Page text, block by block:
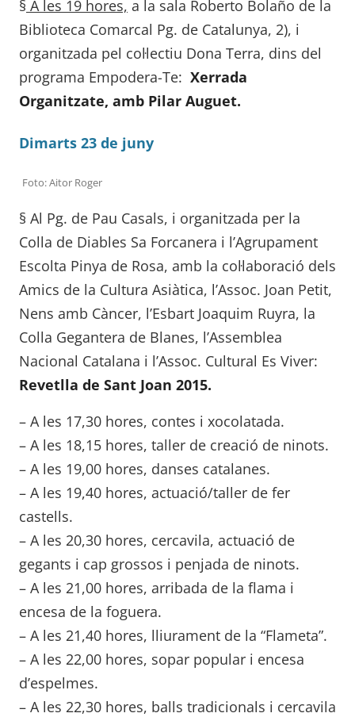
§ A les 19 hores, a la sala Roberto Bolaño de la
Biblioteca Comarcal Pg. de Catalunya, 2), i
organitzada pel col·lectiu Dona Terra, dins del
programa Empodera-Te: Xerrada
Organitzate, amb Pilar Auguet.
Dimarts 23 de juny
Foto: Aitor Roger
§ Al Pg. de Pau Casals, i organitzada per la
Colla de Diables Sa Forcanera i l’Agrupament
Escolta Pinya de Rosa, amb la col·laboració dels
Amics de la Cultura Asiàtica, l’Assoc. Joan Petit,
Nens amb Càncer, l’Esbart Joaquim Ruyra, la
Colla Gegantera de Blanes, l’Assemblea
Nacional Catalana i l’Assoc. Cultural Es Viver:
Revetlla de Sant Joan 2015.
– A les 17,30 hores, contes i xocolatada.
– A les 18,15 hores, taller de creació de ninots.
– A les 19,00 hores, danses catalanes.
– A les 19,40 hores, actuació/taller de fer
castells.
– A les 20,30 hores, cercavila, actuació de
gegants i cap grossos i penjada de ninots.
– A les 21,00 hores, arribada de la flama i
encesa de la foguera.
– A les 21,40 hores, lliurament de la “Flameta”.
– A les 22,00 hores, sopar popular i encesa
d’espelmes.
– A les 22,30 hores, balls tradicionals i cercavila